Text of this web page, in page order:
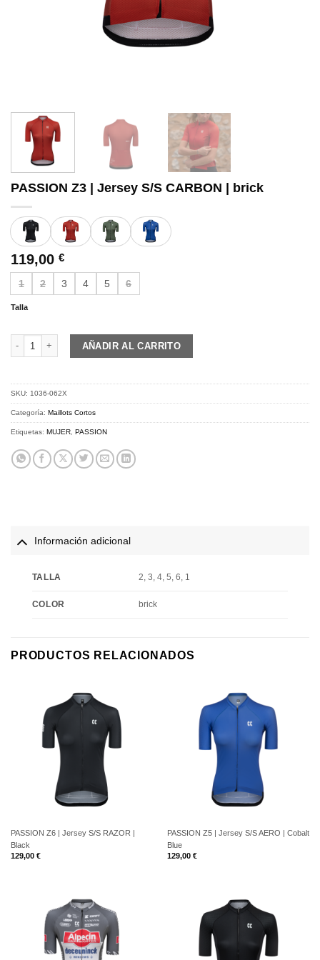
PASSION Z3 | Jersey S/S CARBON | brick
119,00 €
1 2 3 4 5 6
Talla
PASSION Z3 | Jersey S/S CARBON | brick cantidad
AÑADIR AL CARRITO
SKU: 1036-062X
Categoría: Maillots Cortos
Etiquetas: MUJER, PASSION
Información adicional
TALLA 2, 3, 4, 5, 6, 1
COLOR brick
PRODUCTOS RELACIONADOS
PASSION Z6 | Jersey S/S RAZOR |
Black
129,00 €
PASSION Z5 | Jersey S/S AERO | Cobalt
Blue
129,00 €